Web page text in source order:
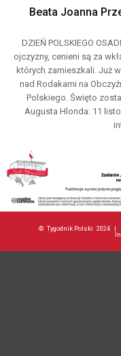
Beata Joanna
DZIEŃ POLSKIEGO
ojczyzny, cenieni są za
których zamieszkali. Już
nad Rodakami na
Polskiego. Święto
Augusta Hlonda: 11
© Tygodnik Polski 2024 |